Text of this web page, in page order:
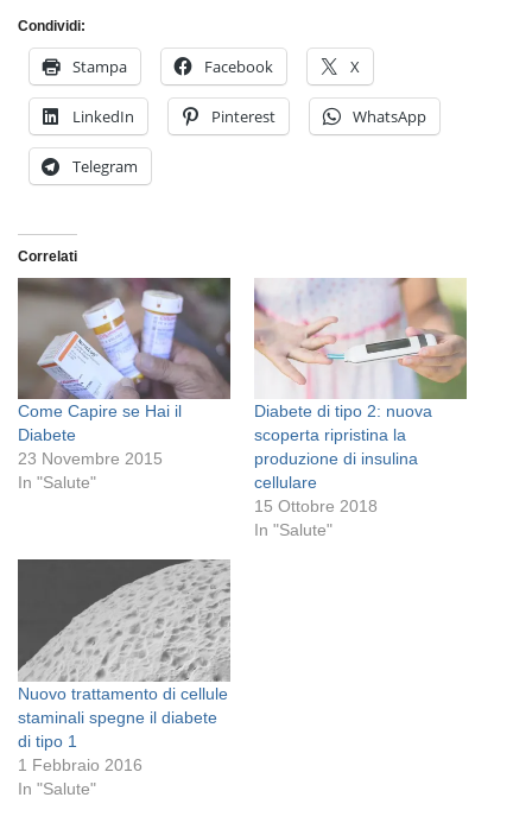
Condividi:
Stampa Facebook X
LinkedIn Pinterest WhatsApp
Telegram
Correlati
Come Capire se Hai il
Diabete
23 Novembre 2015
In "Salute"
Diabete di tipo 2: nuova
scoperta ripristina la
produzione di insulina
cellulare
15 Ottobre 2018
In "Salute"
Nuovo trattamento di cellule
staminali spegne il diabete
di tipo 1
1 Febbraio 2016
In "Salute"